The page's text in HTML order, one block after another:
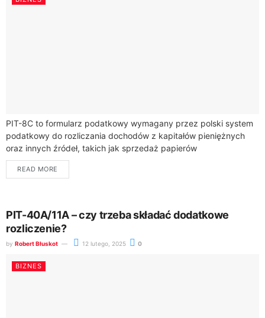
PIT-8C to formularz podatkowy wymagany przez polski system
podatkowy do rozliczania dochodów z kapitałów pieniężnych
oraz innych źródeł, takich jak sprzedaż papierów
wartościowych, instrumentów pochodnych lub
dywidend.Formularz ten jest dostarczany...
READ MORE
PIT-40A/11A – czy trzeba składać dodatkowe
rozliczenie?
by Robert Błuskot 12 lutego, 2025 0
BIZNES